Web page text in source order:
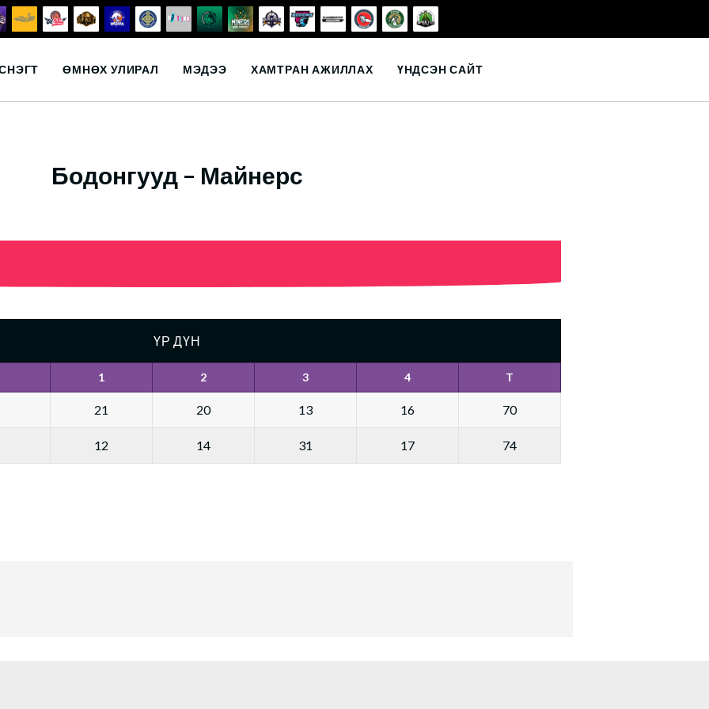
ӨМНӨХ УЛИРАЛ МЭДЭЭ ХАМТРАН АЖИЛЛАХ ҮНДСЭН САЙТ
Бодонгууд – Майнерс
ҮР ДҮН
1 2 3 4 T
21 20 13 16 70
12 14 31 17 74